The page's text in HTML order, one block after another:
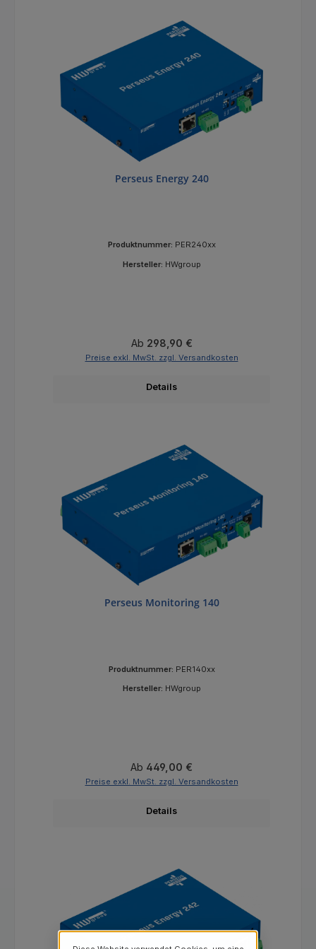
Perseus Energy 240
Produktnummer: PER240xx
Hersteller: HWgroup
Regulärer Preis:
Ab 298,90 €
Preise exkl. MwSt. zzgl. Versandkosten
Details
Perseus Monitoring 140
Produktnummer: PER140xx
Hersteller: HWgroup
Regulärer Preis:
Ab 449,00 €
Preise exkl. MwSt. zzgl. Versandkosten
Details